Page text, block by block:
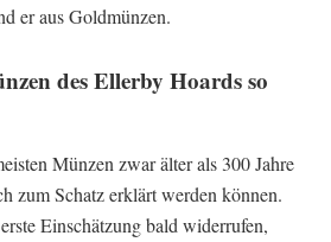
er aus Goldmünzen.
des Ellerby Hoards so
Münzen zwar älter als 300 Jahre
zum Schatz erklärt werden können.
Einschätzung bald widerrufen,